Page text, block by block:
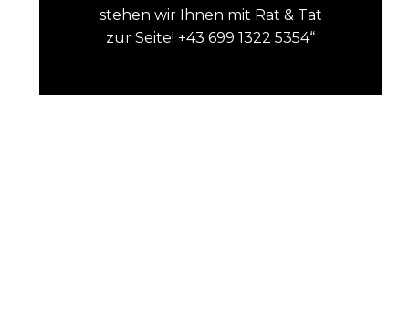
stehen wir Ihnen mit Rat & Tat
zur Seite! +43 699 1322 5354“